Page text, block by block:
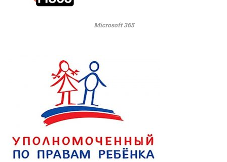
Microsoft 365